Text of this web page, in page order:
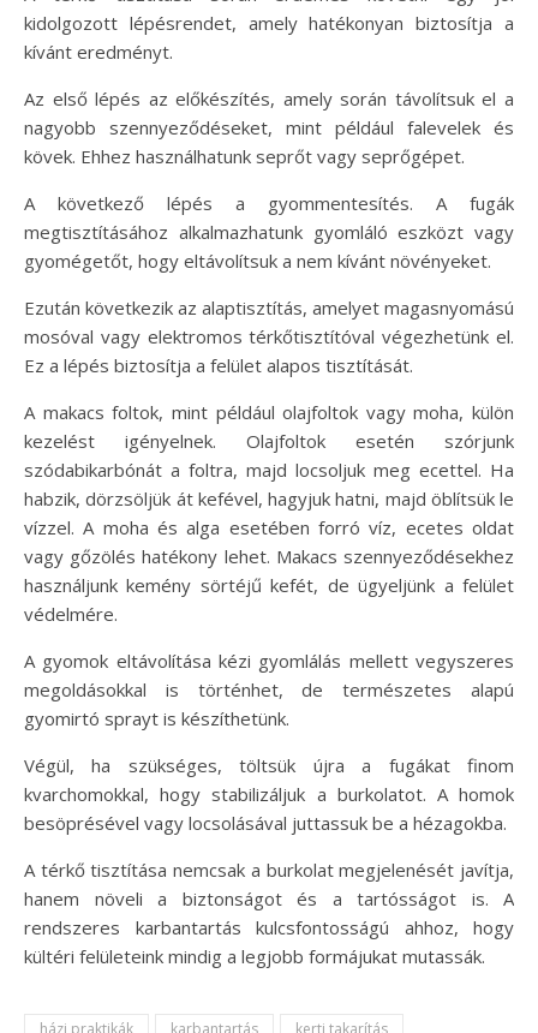
kidolgozott lépésrendet, amely hatékonyan biztosítja a
kívánt eredményt.
Az első lépés az előkészítés, amely során távolítsuk el a
nagyobb szennyeződéseket, mint például falevelek és
kövek. Ehhez használhatunk seprőt vagy seprőgépet.
A következő lépés a gyommentesítés. A fugák
megtisztításához alkalmazhatunk gyomláló eszközt vagy
gyomégetőt, hogy eltávolítsuk a nem kívánt növényeket.
Ezután következik az alaptisztítás, amelyet magasnyomású
mosóval vagy elektromos térkőtisztítóval végezhetünk el.
Ez a lépés biztosítja a felület alapos tisztítását.
A makacs foltok, mint például olajfoltok vagy moha, külön
kezelést igényelnek. Olajfoltok esetén szórjunk
szódabikarbónát a foltra, majd locsoljuk meg ecettel. Ha
habzik, dörzsöljük át kefével, hagyjuk hatni, majd öblítsük le
vízzel. A moha és alga esetében forró víz, ecetes oldat
vagy gőzölés hatékony lehet. Makacs szennyeződésekhez
használjunk kemény sörtéjű kefét, de ügyeljünk a felület
védelmére.
A gyomok eltávolítása kézi gyomlálás mellett vegyszeres
megoldásokkal is történhet, de természetes alapú
gyomirtó sprayt is készíthetünk.
Végül, ha szükséges, töltsük újra a fugákat finom
kvarchomokkal, hogy stabilizáljuk a burkolatot. A homok
besöprésével vagy locsolásával juttassuk be a hézagokba.
A térkő tisztítása nemcsak a burkolat megjelenését javítja,
hanem növeli a biztonságot és a tartósságot is. A
rendszeres karbantartás kulcsfontosságú ahhoz, hogy
kültéri felületeink mindig a legjobb formájukat mutassák.